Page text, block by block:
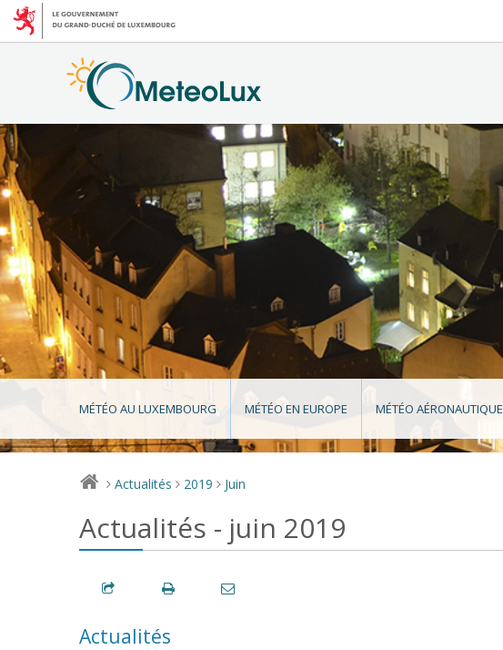
MÉTÉO AU LUXEMBOURG MÉTÉO EN EUROPE MÉTÉO AÉRONAUTIQUE
> Actualités > 2019 > Juin
Actualités - juin 2019
Actualités